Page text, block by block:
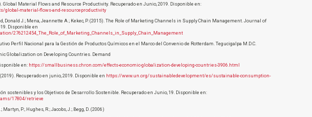
Global Material Flows and Resource Productivity. Recuperado en Junio, 2019. Disponible en:
global-material-flows-and-resourceproductivity
Donald J.; Mena, Jeannette A.; Kekec, P. (2015). The Role of Marketing Channels in Supply Chain Management. Journal of
Disponible en
276212454_The_Role_of_Marketing_Channels_in_Supply_Chain_Management
Perfil Nacional para la Gestión de Productos Químicos en el Marco del Convenio de Rotterdam. Tegucigalpa M.D.C.
Globalization on Developing Countries. Demand
en: https://smallbusiness.chron.com/effects-economic-globalization-developing-countries-3906.html
Recuperado en junio, 2019. Disponible en https://www.un.org/sustainabledevelopment/es/sustainable-consumption-
sostenibles y los Objetivos de Desarrollo Sostenible. Recuperado en Junio, 19. Disponible en:
17804/retrieve
Martyn, P.; Hughes, R.; Jacobs, J.; Begg, D. (2006)